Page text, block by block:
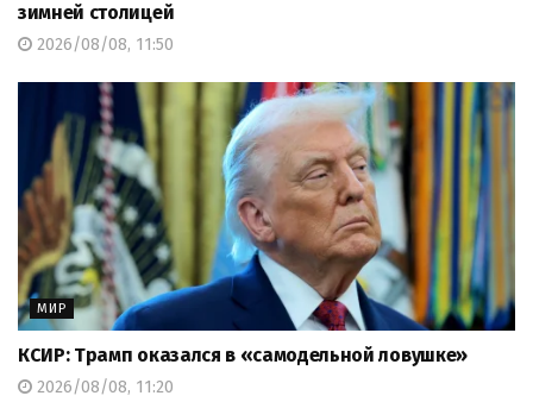
зимней столицей
2026/08/08, 11:50
МИР
КСИР: Трамп оказался в «самодельной ловушке»
2026/08/08, 11:20